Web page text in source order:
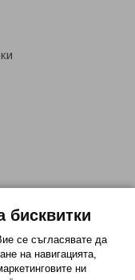
бисквитки
се съгласявате да
на навигацията,
ни